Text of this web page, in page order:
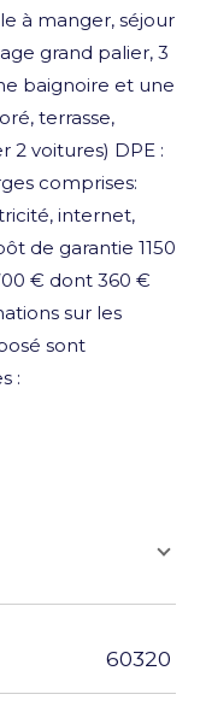
à manger, séjour
grand palier, 3
baignoire et une
terrasse,
2 voitures) DPE :
comprises:
internet,
de garantie 1150
€ dont 360 €
sur les
sont
:
60320